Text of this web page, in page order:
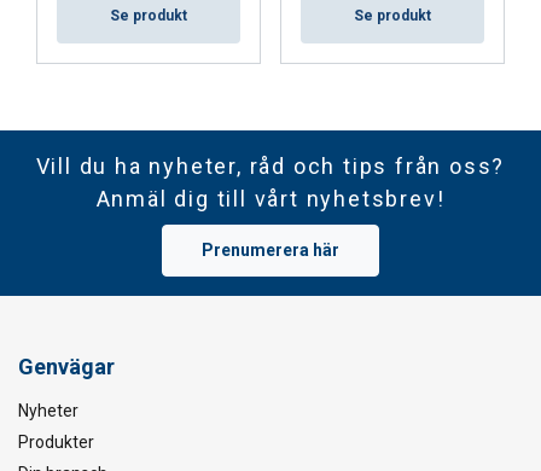
Se produkt Se produkt
Vill du ha nyheter, råd och tips från oss?
Anmäl dig till vårt nyhetsbrev!
Prenumerera här
Genvägar
Nyheter
Produkter